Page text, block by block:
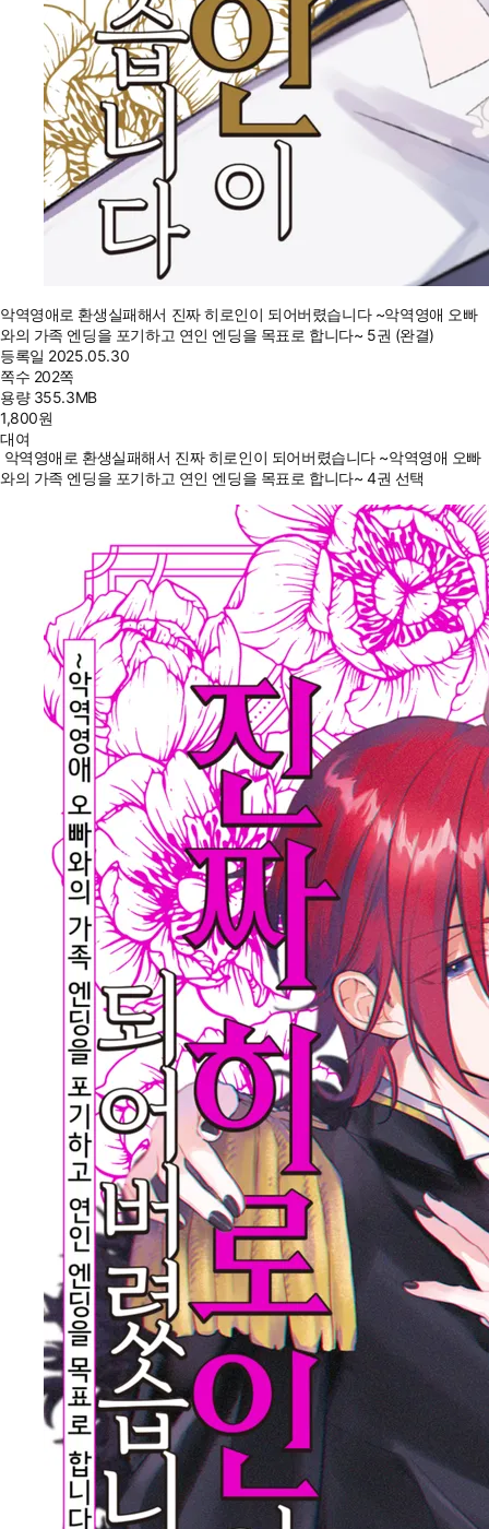
악역영애로 환생실패해서 진짜 히로인이 되어버렸습니다 ~악역영애 오빠
와의 가족 엔딩을 포기하고 연인 엔딩을 목표로 합니다~ 5권 (완결)
등록일 2025.05.30
쪽수 202쪽
용량 355.3MB
1,800원
대여
악역영애로 환생실패해서 진짜 히로인이 되어버렸습니다 ~악역영애 오빠
와의 가족 엔딩을 포기하고 연인 엔딩을 목표로 합니다~ 4권 선택